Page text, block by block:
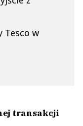
Tesco w
transakcji